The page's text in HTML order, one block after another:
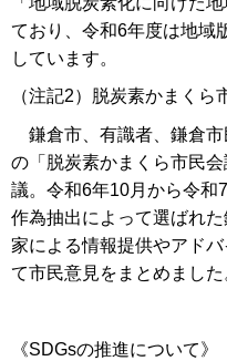
ており、令和6年度は地域
しています。
（注記2）脱炭素かまくら
鎌倉市、有識者、鎌倉市
の「脱炭素かまくら市民
議。令和6年10月から令和
作為抽出によって選ばれ
家による情報提供やアド
て市民意見をまとめました
《SDGsの推進について》